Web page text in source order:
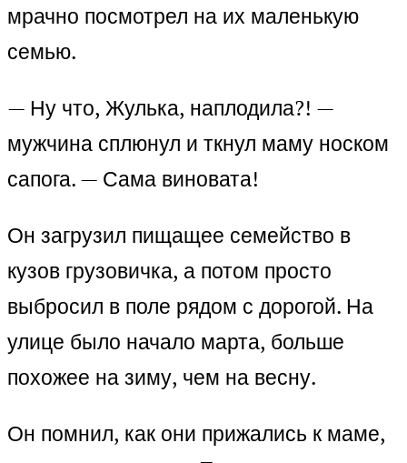
мрачно посмотрел на их маленькую
семью.
— Ну что, Жулька, наплодила?! —
мужчина сплюнул и ткнул маму носком
сапога. — Сама виновата!
Он загрузил пищащее семейство в
кузов грузовичка, а потом просто
выбросил в поле рядом с дорогой. На
улице было начало марта, больше
похожее на зиму, чем на весну.
Он помнил, как они прижались к маме,